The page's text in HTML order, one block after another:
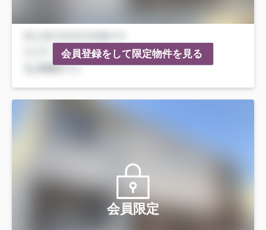
会員登録をして限定物件を見る
会員限定